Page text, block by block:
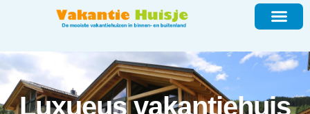
Luxueus vakantiehuis